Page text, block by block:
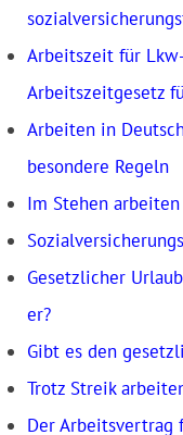
Arbeitszeit für
Arbeitszeitgesetz
Arbeiten in
besondere Regeln
Im Stehen
Gesetzlicher
er?
Gibt es den
Trotz Streik
Der Arbeitsvertrag